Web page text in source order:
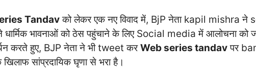
Tandavको लेकर एक नए विवाद में, BjP नेता kapil mishra ने
भावनाओं को ठेस पहुंचाने के लिए Social media में आलोचना को
करते हुए, BJP नेता ने भी tweet करWeb series tandavपर
सांप्रदायिक घृणा से भरा है।